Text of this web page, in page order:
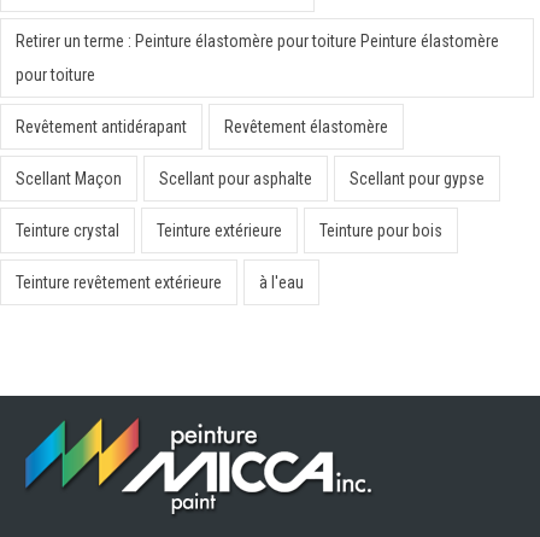
Retirer un terme : Peinture élastomère pour toiture Peinture élastomère
pour toiture
Revêtement antidérapant Revêtement élastomère
Scellant Maçon Scellant pour asphalte Scellant pour gypse
Teinture crystal Teinture extérieure Teinture pour bois
Teinture revêtement extérieure à l'eau